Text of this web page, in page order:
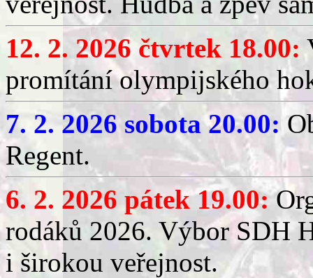
12. 2. 2026 čtvrtek 18.00:
promítání olympijského
7. 2. 2026 sobota 20.00:
Regent.
6. 2. 2026 pátek 19.00:
rodáků 2026. Výbor SDH
i širokou veřejnost.